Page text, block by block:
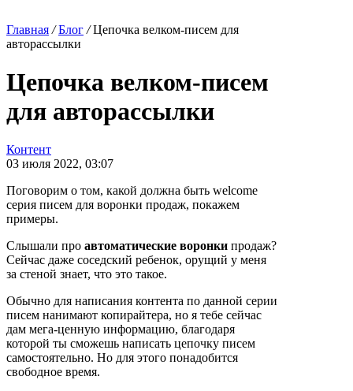
Главная / Блог / Цепочка велком-писем для
авторассылки
Цепочка велком-писем
для авторассылки
Контент
03 июля 2022, 03:07
Поговорим о том, какой должна быть welcome
серия писем для воронки продаж, покажем
примеры.
Слышали про автоматические воронки продаж?
Сейчас даже соседский ребенок, орущий у меня
за стеной знает, что это такое.
Обычно для написания контента по данной серии
писем нанимают копирайтера, но я тебе сейчас
дам мега-ценную информацию, благодаря
которой ты сможешь написать цепочку писем
самостоятельно. Но для этого понадобится
свободное время.